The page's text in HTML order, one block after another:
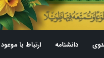
دانشنامه ارتباط با موعود